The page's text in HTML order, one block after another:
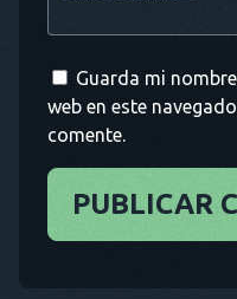
Guarda mi
web en este
comente.
PUBLICAR